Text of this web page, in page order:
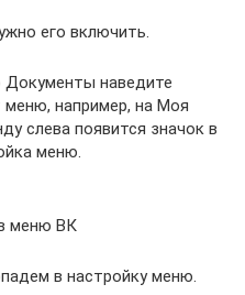
его включить.
наведите
например, на Моя
слева появится значок в
меню.
меню ВК
в настройку меню.